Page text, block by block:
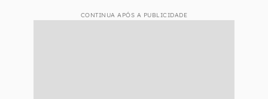
CONTINUA APÓS A PUBLICIDADE